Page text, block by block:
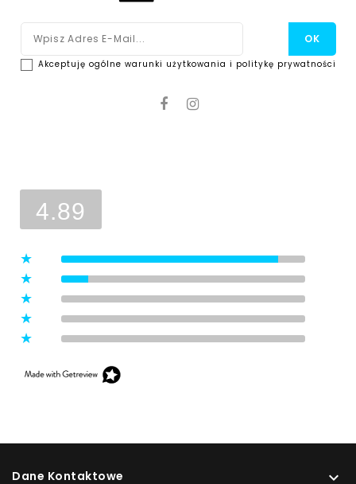
Akceptuję ogólne warunki użytkowania i politykę prywatności
4.89
Dane Kontaktowe 